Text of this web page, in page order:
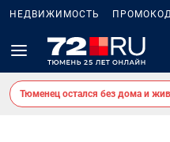
НЕДВИЖИМОСТЬ
Тюменец остался без дома и